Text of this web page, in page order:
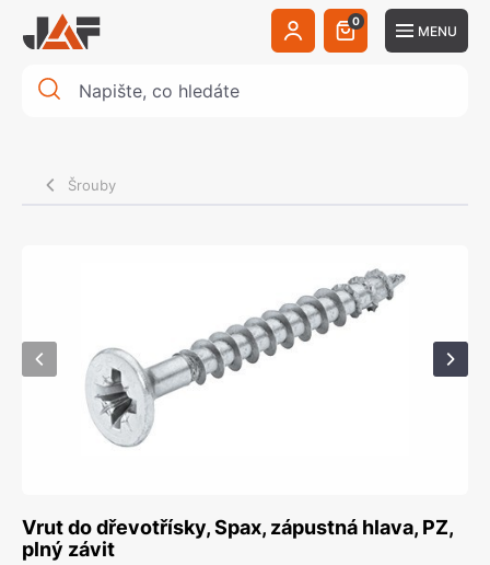
0
MENU
Šrouby
Vrut do dřevotřísky, Spax, zápustná hlava, PZ,
plný závit